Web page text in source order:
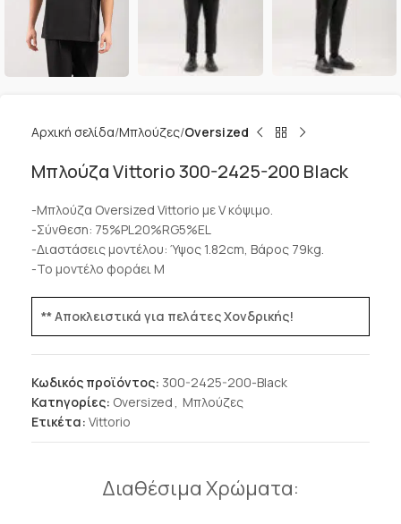
Αρχική σελίδα Μπλούζες Oversized
Μπλούζα Vittorio 300-2425-200 Black
-Μπλούζα Oversized Vittorio με V κόψιμο.
-Σύνθεση: 75%PL20%RG5%EL
-Διαστάσεις μοντέλου: Ύψος 1.82cm, Βάρος 79kg.
-Το μοντέλο φοράει M
** Αποκλειστικά για πελάτες Χονδρικής!
Κωδικός προϊόντος: 300-2425-200-Black
Κατηγορίες: Oversized , Μπλούζες
Ετικέτα: Vittorio
Διαθέσιμα Χρώματα: